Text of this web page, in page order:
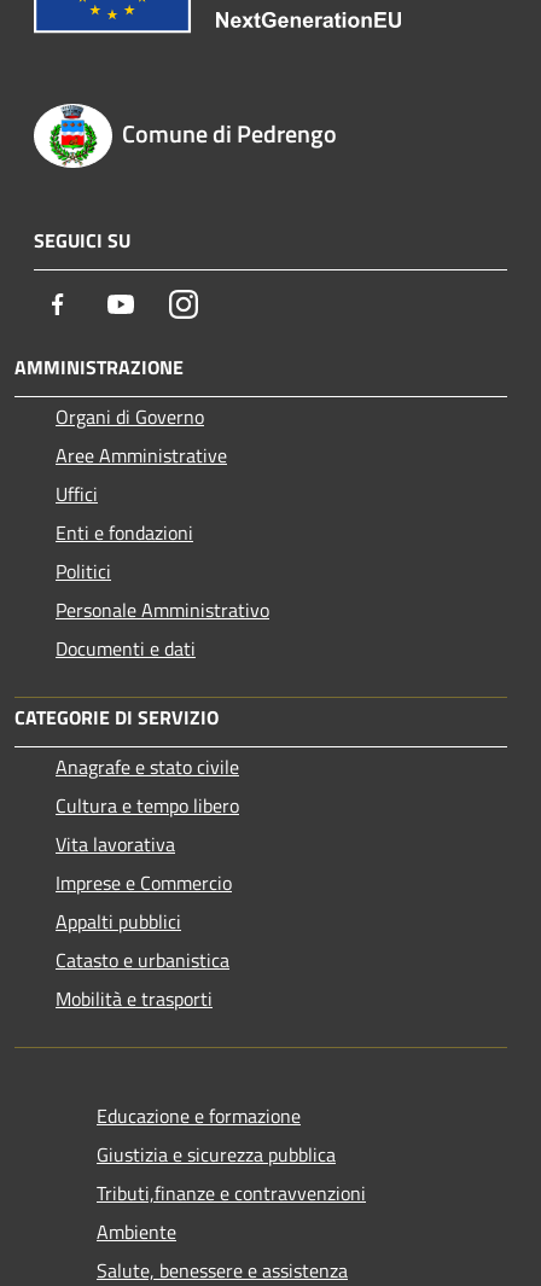
Comune di Pedrengo
SEGUICI SU
Facebook YoutubeInstagram
AMMINISTRAZIONE
Organi di Governo
Aree Amministrative
Uffici
Enti e fondazioni
Politici
Personale Amministrativo
Documenti e dati
CATEGORIE DI SERVIZIO
Anagrafe e stato civile
Cultura e tempo libero
Vita lavorativa
Imprese e Commercio
Appalti pubblici
Catasto e urbanistica
Mobilità e trasporti
Educazione e formazione
Giustizia e sicurezza pubblica
Tributi,finanze e contravvenzioni
Ambiente
Salute, benessere e assistenza